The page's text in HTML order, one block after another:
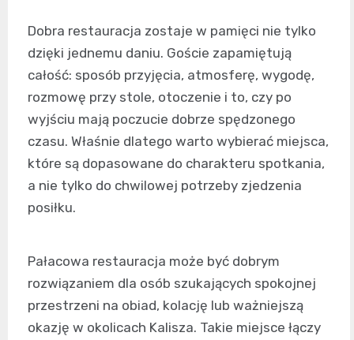
Dobra restauracja zostaje w pamięci nie tylko
dzięki jednemu daniu. Goście zapamiętują
całość: sposób przyjęcia, atmosferę, wygodę,
rozmowę przy stole, otoczenie i to, czy po
wyjściu mają poczucie dobrze spędzonego
czasu. Właśnie dlatego warto wybierać miejsca,
które są dopasowane do charakteru spotkania,
a nie tylko do chwilowej potrzeby zjedzenia
posiłku.
Pałacowa restauracja może być dobrym
rozwiązaniem dla osób szukających spokojnej
przestrzeni na obiad, kolację lub ważniejszą
okazję w okolicach Kalisza. Takie miejsce łączy